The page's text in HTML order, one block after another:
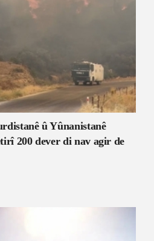
û Yûnanistanê
200 dever di nav agir de